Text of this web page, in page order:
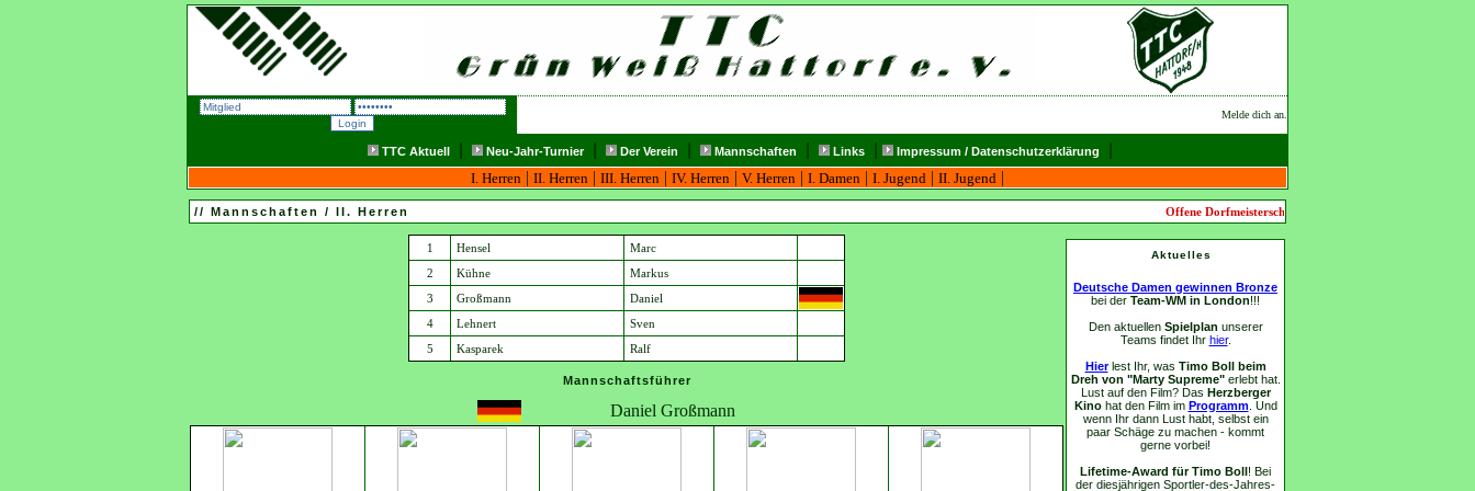
Melde dich an.
TTC Aktuell Neu-Jahr-Turnier Der Verein Mannschaften Links Impressum / Datenschutzerklärung
I. Herren | II. Herren | III. Herren | IV. Herren | V. Herren | I. Damen | I. Jugend | II. Jugend |
// Mannschaften / II. Herren Offene Dorfmeisterschaften am 22.08.2026 in Hattorf! ♦
1 Hensel
Marc
2
Kühne
Markus
3
Großmann
Daniel
4
Lehnert
Sven
5
Kasparek Ralf
Mannschaftsführer
Daniel Großmann
Aktuelles
Deutsche Damen gewinnen Bronze
bei der Team-WM in London!!!
Den aktuellen Spielplan unserer
Teams findet Ihr hier.
Hierlest Ihr, was Timo Boll beim
Dreh von "Marty Supreme"erlebt hat.
Lust auf den Film? Das Herzberger
Kinohat den Film im Programm. Und
wenn Ihr dann Lust habt, selbst ein
paar Schäge zu machen - kommt
gerne vorbei!
Lifetime-Award für Timo Boll! Bei
der diesjährigen Sportler-des-Jahres-